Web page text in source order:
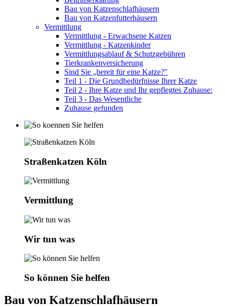
Bau von Katzenschlafhäusern
Bau von Katzenfutterhäusern
Vermittlung
Vermittlung - Erwachsene Katzen
Vermittlung - Katzenkinder
Vermittlungsablauf & Schutzgebühren
Tierkrankenversicherung
Sind Sie „bereit für eine Katze?"
Teil 1 - Die Grundbedürfnisse Ihrer Katze
Teil 2 - Ihre Katze und Ihr gepflegtes Zuhause:
Teil 3 - Das Wesentliche
Zuhause gefunden
Straßenkatzen Köln
Vermittlung
Wir tun was
So können Sie helfen
Bau von Katzenschlafhäusern